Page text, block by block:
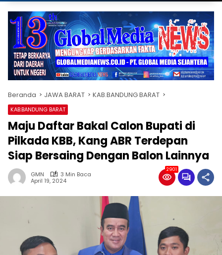
Beranda JAWA BARAT KAB.BANDUNG BARAT
KAB.BANDUNG BARAT
Maju Daftar Bakal Calon Bupati di
Pilkada KBB, Kang ABR Terdepan
Siap Bersaing Dengan Balon Lainnya
GMN
3 Min Baca
April 19, 2024
2901